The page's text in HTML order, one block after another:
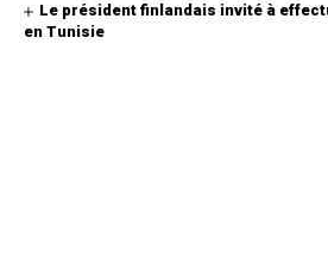
Le président finlandais invité à
en Tunisie